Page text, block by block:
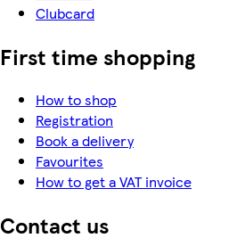
Clubcard
First time shopping
How to shop
Registration
Book a delivery
Favourites
How to get a VAT invoice
Contact us